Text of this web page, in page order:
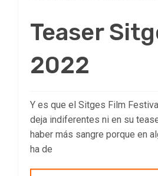
Teaser
2022
Y es que el Sitges Film
deja indiferentes ni en su
haber más sangre porque en
ha de